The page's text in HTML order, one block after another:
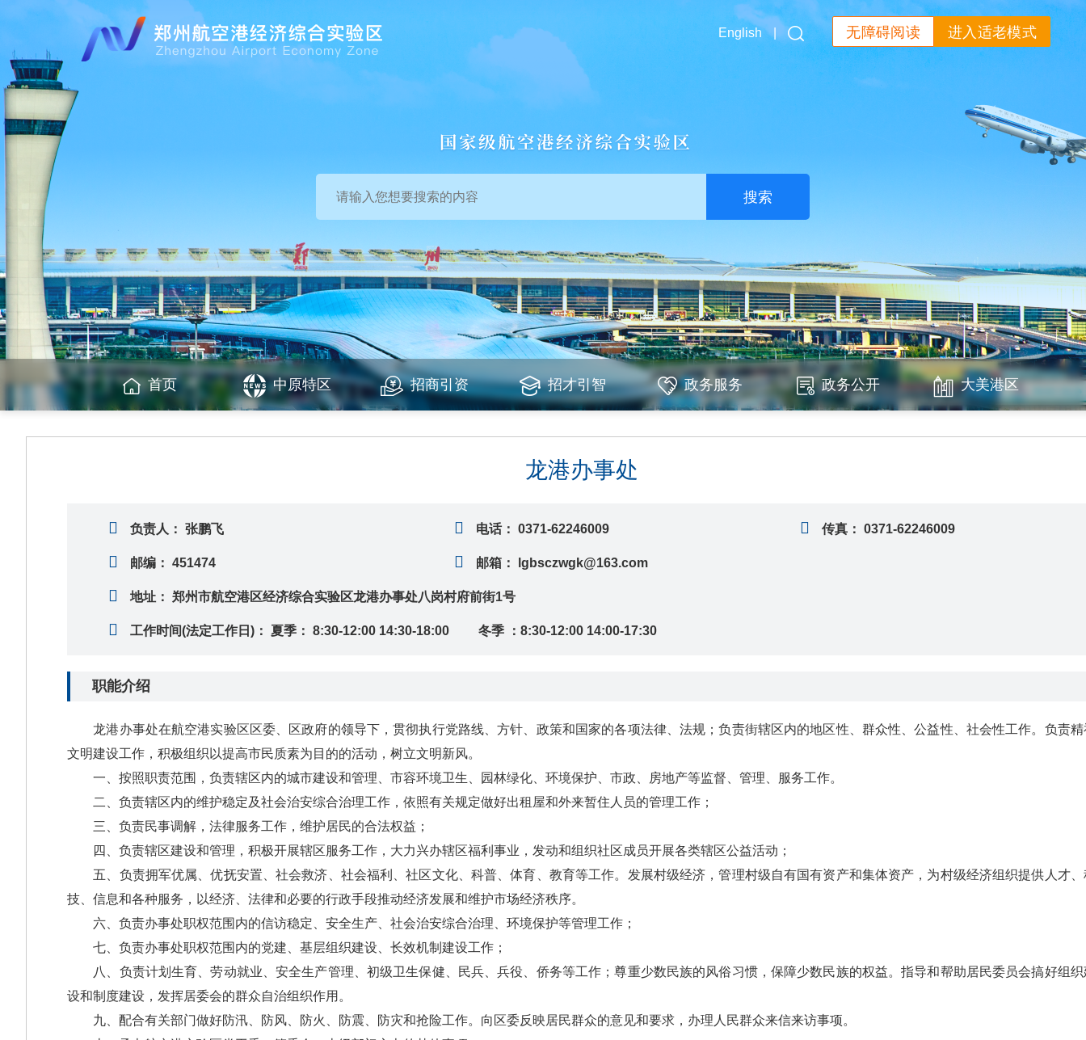
进入适老模式
无障碍阅读
English |
搜索
首页 中原特区 招商引资 招才引智 政务服务 政务公开 大美港区
龙港办事处
负责人： 张鹏飞 电话： 0371-62246009 传真： 0371-62246009
邮编： 451474 邮箱： lgbsczwgk@163.com
地址： 郑州市航空港区经济综合实验区龙港办事处八岗村府前街1号
工作时间(法定工作日)： 夏季： 8:30-12:00 14:30-18:00 冬季 ：8:30-12:00 14:00-17:30
职能介绍
龙港办事处在航空港实验区区委、区政府的领导下，贯彻执行党路线、方针、政策和国家的各项法律、法规；负责街辖区内的地区性、群众性、公益性、社会性工作。负责精
文明建设工作，积极组织以提高市民质素为目的的活动，树立文明新风。
一、按照职责范围，负责辖区内的城市建设和管理、市容环境卫生、园林绿化、环境保护、市政、房地产等监督、管理、服务工作。
二、负责辖区内的维护稳定及社会治安综合治理工作，依照有关规定做好出租屋和外来暂住人员的管理工作；
三、负责民事调解，法律服务工作，维护居民的合法权益；
四、负责辖区建设和管理，积极开展辖区服务工作，大力兴办辖区福利事业，发动和组织社区成员开展各类辖区公益活动；
五、负责拥军优属、优抚安置、社会救济、社会福利、社区文化、科普、体育、教育等工作。发展村级经济，管理村级自有国有资产和集体资产，为村级经济组织提供人才、
技、信息和各种服务，以经济、法律和必要的行政手段推动经济发展和维护市场经济秩序。
六、负责办事处职权范围内的信访稳定、安全生产、社会治安综合治理、环境保护等管理工作；
七、负责办事处职权范围内的党建、基层组织建设、长效机制建设工作；
八、负责计划生育、劳动就业、安全生产管理、初级卫生保健、民兵、兵役、侨务等工作；尊重少数民族的风俗习惯，保障少数民族的权益。指导和帮助居民委员会搞好组织
设和制度建设，发挥居委会的群众自治组织作用。
九、配合有关部门做好防汛、防风、防火、防震、防灾和抢险工作。向区委反映居民群众的意见和要求，办理人民群众来信来访事项。